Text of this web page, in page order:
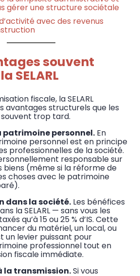
gérer une structure sociétale
avec des revenus
souvent
SELARL
fiscale, la SELARL
avantages structurels que les
trop tard.
patrimoine personnel. En
personnel est en principe
professionnelles de la société.
responsable sur
biens (même si la réforme de
choses avec le patrimoine
dans la société. Les bénéfices
la SELARL — sans vous les
qu’à 15 ou 25 % d’IS. Cette
du matériel, un local, ou
un levier puissant pour
professionnel tout en
fiscale immédiate.
la transmission.Si vous